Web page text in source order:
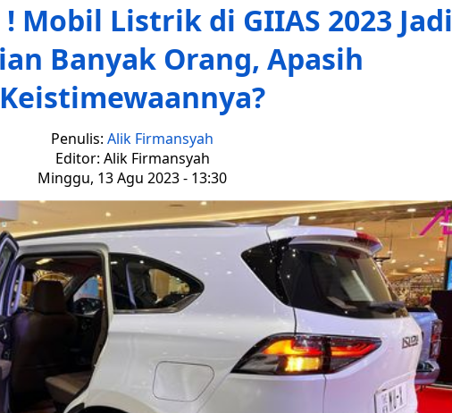
Mobil Listrik di GIIAS 2023 Jadi
Banyak Orang, Apasih
Keistimewaannya?
Penulis: Alik Firmansyah
Editor: Alik Firmansyah
Minggu, 13 Agu 2023 - 13:30